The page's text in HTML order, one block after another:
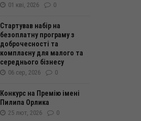
01 кві, 2026 0
Стартував набір на
безоплатну програму з
доброчесності та
комплаєну для малого та
середнього бізнесу
06 сер, 2026 0
Конкурс на Премію імені
Пилипа Орлика
25 лют, 2026 0